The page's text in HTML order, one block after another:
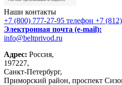
Наши контакты
+7 (800) 777-27-95 телефон +7
Электронная почта (e-mail):
info@beltprivod.ru
Адрес: Россия,
197227,
Санкт-Петербург,
Приморский район, проспект